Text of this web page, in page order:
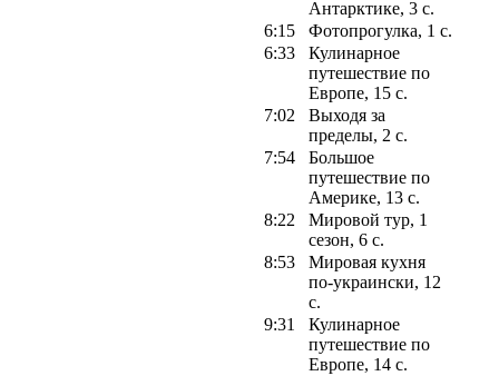
Антарктике, 3 с.
6:15
Фотопрогулка, 1 с.
6:33
Кулинарное
путешествие по
Европе, 15 с.
7:02
Выходя за
пределы, 2 с.
7:54
Большое
путешествие по
Америке, 13 с.
8:22
Мировой тур, 1
сезон, 6 с.
8:53
Мировая кухня
по-украински, 12
с.
9:31
Кулинарное
путешествие по
Европе, 14 с.